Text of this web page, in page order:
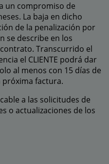
un compromiso de
La baja en dicho
de la penalización por
se describe en los
Transcurrido el
el CLIENTE podrá dar
al menos con 15 días de
próxima factura.
a las solicitudes de
o actualizaciones de los